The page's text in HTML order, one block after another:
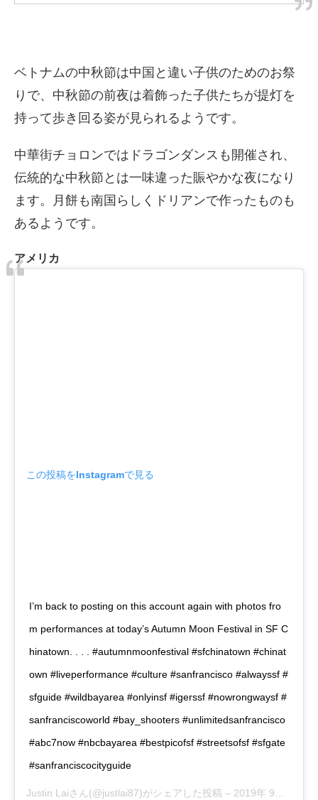
ベトナムの中秋節は中国と違い子供のためのお祭
りで、中秋節の前夜は着飾った子供たちが提灯を
持って歩き回る姿が見られるようです。
中華街チョロンではドラゴンダンスも開催され、
伝統的な中秋節とは一味違った賑やかな夜になり
ます。月餅も南国らしくドリアンで作ったものも
あるようです。
アメリカ
この投稿をInstagramで見る
I’m back to posting on this account again with photos fro
m performances at today’s Autumn Moon Festival in SF C
hinatown. . . . #autumnmoonfestival #sfchinatown #chinat
own #liveperformance #culture #sanfrancisco #alwayssf #
sfguide #wildbayarea #onlyinsf #igerssf #nowrongwaysf #
sanfranciscoworld #bay_shooters #unlimitedsanfrancisco
#abc7now #nbcbayarea #bestpicofsf #streetsofsf #sfgate
#sanfranciscocityguide
Justin Laiさん(@justlai87)がシェアした投稿 – 2019年 9月月8日午後9時05分PDT